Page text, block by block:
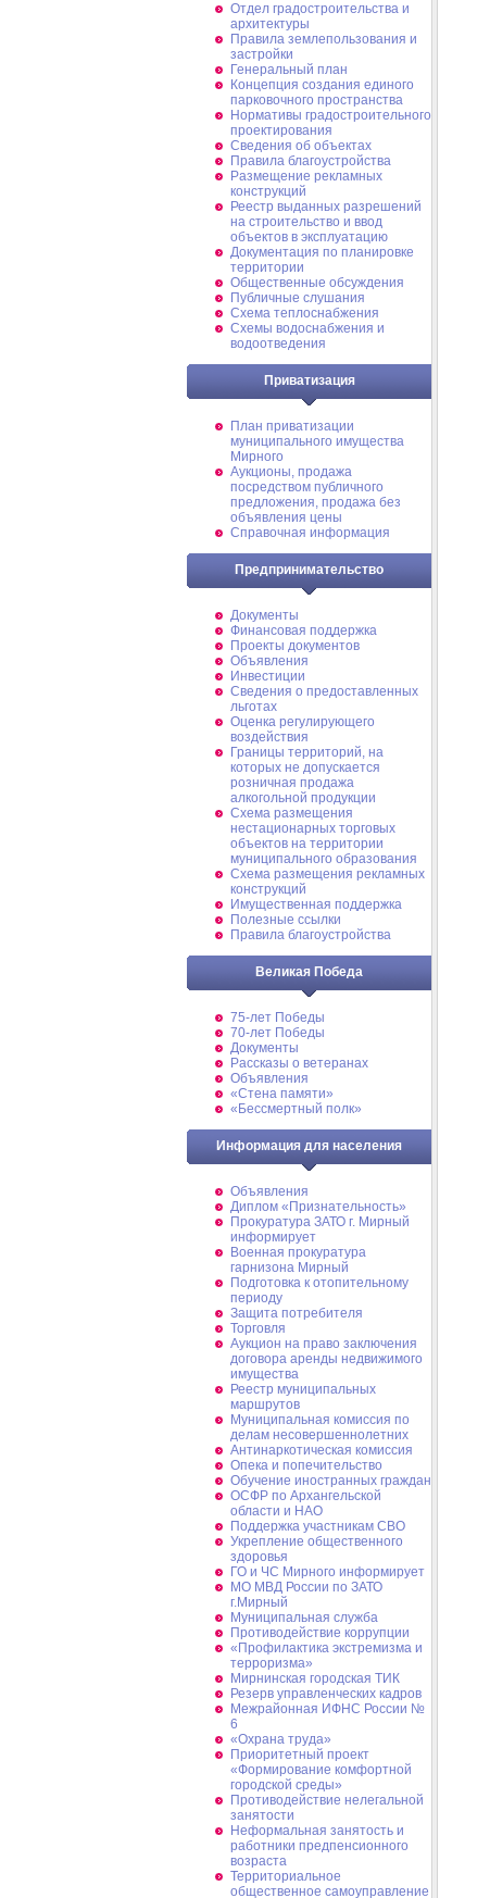
Отдел градостроительства и
архитектуры
Правила землепользования и
застройки
Генеральный план
Концепция создания единого
парковочного пространства
Нормативы градостроительного
проектирования
Сведения об объектах
Правила благоустройства
Размещение рекламных
конструкций
Реестр выданных разрешений
на строительство и ввод
объектов в эксплуатацию
Документация по планировке
территории
Общественные обсуждения
Публичные слушания
Схема теплоснабжения
Схемы водоснабжения и
водоотведения
Приватизация
План приватизации
муниципального имущества
Мирного
Аукционы, продажа
посредством публичного
предложения, продажа без
объявления цены
Справочная информация
Предпринимательство
Документы
Финансовая поддержка
Проекты документов
Объявления
Инвестиции
Сведения о предоставленных
льготах
Оценка регулирующего
воздействия
Границы территорий, на
которых не допускается
розничная продажа
алкогольной продукции
Схема размещения
нестационарных торговых
объектов на территории
муниципального образования
Схема размещения рекламных
конструкций
Имущественная поддержка
Полезные ссылки
Правила благоустройства
Великая Победа
75-лет Победы
70-лет Победы
Документы
Рассказы о ветеранах
Объявления
«Стена памяти»
«Бессмертный полк»
Информация для населения
Объявления
Диплом «Признательность»
Прокуратура ЗАТО г. Мирный
информирует
Военная прокуратура
гарнизона Мирный
Подготовка к отопительному
периоду
Защита потребителя
Торговля
Аукцион на право заключения
договора аренды недвижимого
имущества
Реестр муниципальных
маршрутов
Муниципальная комиссия по
делам несовершеннолетних
Антинаркотическая комиссия
Опека и попечительство
Обучение иностранных граждан
ОСФР по Архангельской
области и НАО
Поддержка участникам СВО
Укрепление общественного
здоровья
ГО и ЧС Мирного информирует
МО МВД России по ЗАТО
г.Мирный
Муниципальная cлужба
Противодействие коррупции
«Профилактика экстремизма и
терроризма»
Мирнинская городская ТИК
Резерв управленческих кадров
Межрайонная ИФНС России №
6
«Охрана труда»
Приоритетный проект
«Формирование комфортной
городской среды»
Противодействие нелегальной
занятости
Неформальная занятость и
работники предпенсионного
возраста
Территориальное
общественное самоуправление